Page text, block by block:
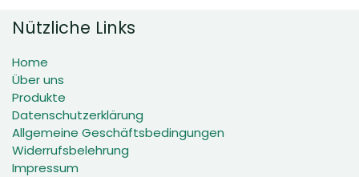
Nützliche Links
Home
Über uns
Produkte
Datenschutzerklärung
Allgemeine Geschäftsbedingungen
Widerrufsbelehrung
Impressum